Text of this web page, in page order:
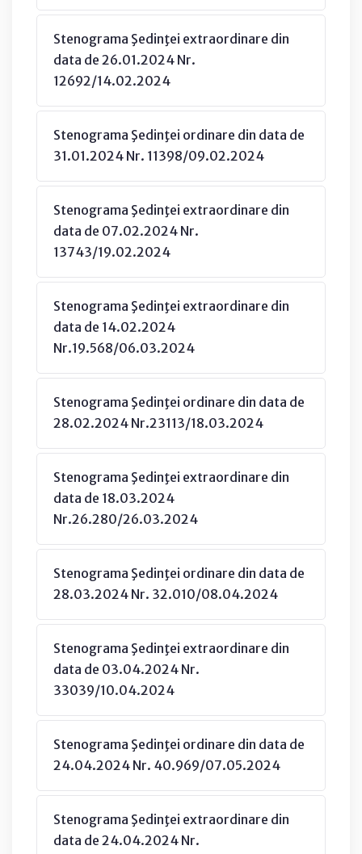
Stenograma Şedinţei extraordinare din
data de 26.01.2024 Nr.
12692/14.02.2024
Stenograma Şedinţei ordinare din data de
31.01.2024 Nr. 11398/09.02.2024
Stenograma Şedinţei extraordinare din
data de 07.02.2024 Nr.
13743/19.02.2024
Stenograma Şedinţei extraordinare din
data de 14.02.2024
Nr.19.568/06.03.2024
Stenograma Şedinţei ordinare din data de
28.02.2024 Nr.23113/18.03.2024
Stenograma Şedinţei extraordinare din
data de 18.03.2024
Nr.26.280/26.03.2024
Stenograma Şedinţei ordinare din data de
28.03.2024 Nr. 32.010/08.04.2024
Stenograma Şedinţei extraordinare din
data de 03.04.2024 Nr.
33039/10.04.2024
Stenograma Şedinţei ordinare din data de
24.04.2024 Nr. 40.969/07.05.2024
Stenograma Şedinţei extraordinare din
data de 24.04.2024 Nr.